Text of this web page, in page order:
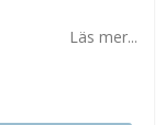
Läs mer...